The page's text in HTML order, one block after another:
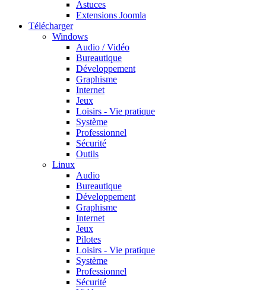
Astuces
Extensions Joomla
Télécharger
Windows
Audio / Vidéo
Bureautique
Développement
Graphisme
Internet
Jeux
Loisirs - Vie pratique
Système
Professionnel
Sécurité
Outils
Linux
Audio
Bureautique
Développement
Graphisme
Internet
Jeux
Pilotes
Loisirs - Vie pratique
Système
Professionnel
Sécurité